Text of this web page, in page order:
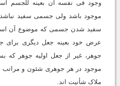
وجود فى نفسه آن بعینه للجسم
موجود باشد ولى جسمى سفید
سفید شدن جسمى که موضوع آن
عرض خود بعینه جعل دیگرى براى
جوهر، غیر از جعل اولیه جوهر که
موجود در هر جوهرى شئون و مراتب
ملاک شأنیت اند.